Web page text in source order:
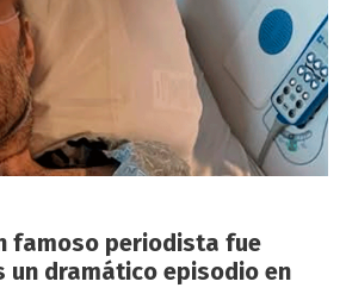
famoso periodista fue
un dramático episodio en